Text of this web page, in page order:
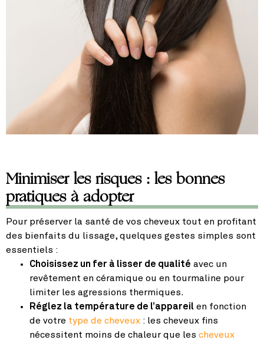
Minimiser les risques : les bonnes
pratiques à adopter
Pour préserver la santé de vos cheveux tout en profitant
des bienfaits du lissage, quelques gestes simples sont
essentiels :
Choisissez un fer à lisser de qualité avec un
revêtement en céramique ou en tourmaline pour
limiter les agressions thermiques.
Réglez la température de l’appareil en fonction
de votre type de cheveux : les cheveux fins
nécessitent moins de chaleur que les cheveux